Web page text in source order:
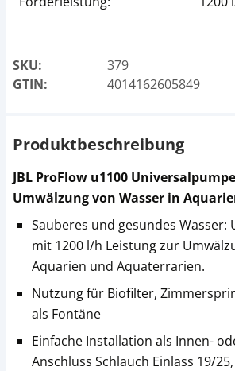
SKU:
379
GTIN:
4014162605849
Produktbeschreibung
JBL ProFlow u1100
Umwälzung von Wasser in
Sauberes und gesundes Wasser:
mit 1200 l/h Leistung zur
Aquarien und Aquaterrarien.
Nutzung für Biofilter,
als Fontäne
Einfache Installation als Innen-
Anschluss Schlauch Einlass 19/